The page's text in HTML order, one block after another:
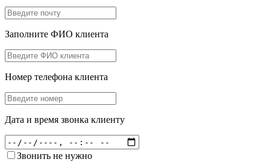
Заполните ФИО клиента
Номер телефона клиента
Дата и время звонка клиенту
Звонить не нужно